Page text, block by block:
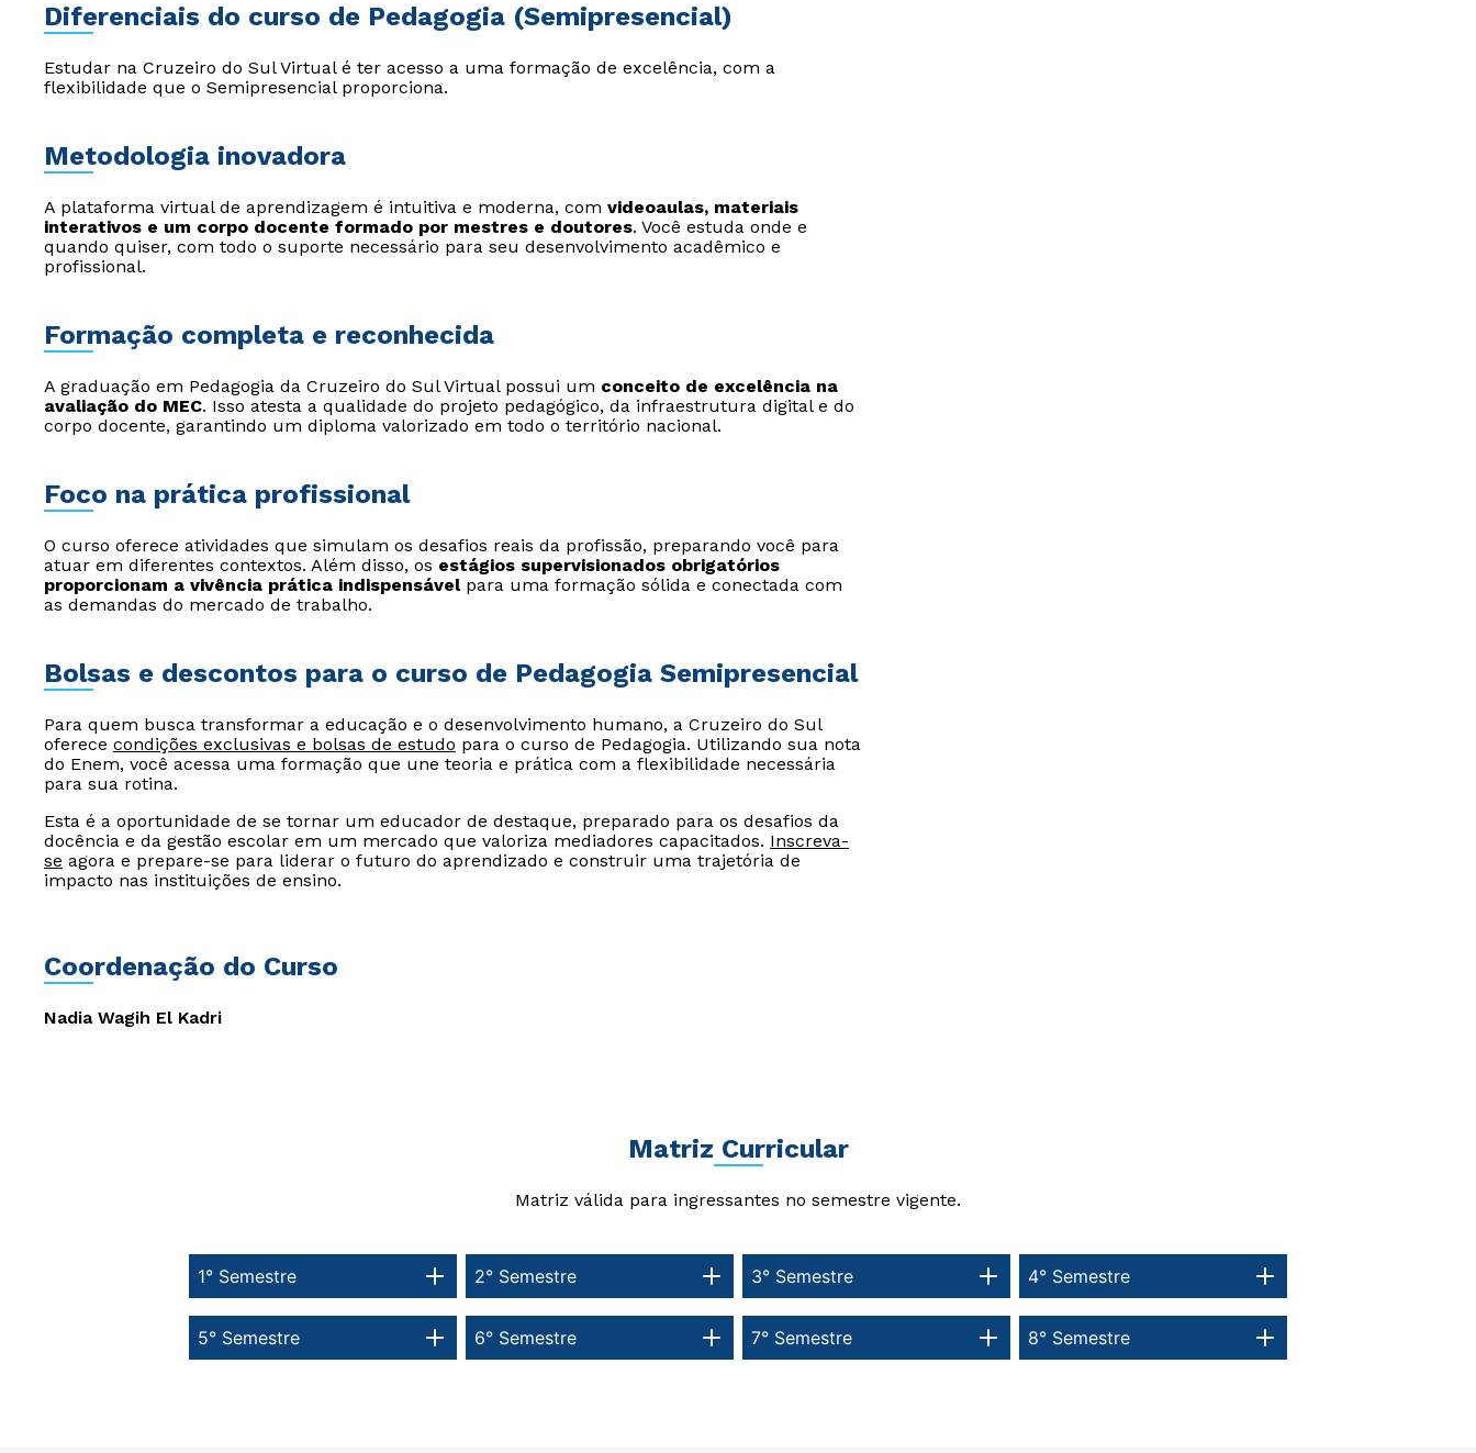
Diferenciais do curso de Pedagogia (Semipresencial)
Estudar na Cruzeiro do Sul Virtual é ter acesso a uma formação de excelência, com a
flexibilidade que o Semipresencial proporciona.
Metodologia inovadora
A plataforma virtual de aprendizagem é intuitiva e moderna, com videoaulas, materiais
interativos e um corpo docente formado por mestres e doutores. Você estuda onde e
quando quiser, com todo o suporte necessário para seu desenvolvimento acadêmico e
profissional.
Formação completa e reconhecida
A graduação em Pedagogia da Cruzeiro do Sul Virtual possui um conceito de excelência na
avaliação do MEC. Isso atesta a qualidade do projeto pedagógico, da infraestrutura digital e do
corpo docente, garantindo um diploma valorizado em todo o território nacional.
Foco na prática profissional
O curso oferece atividades que simulam os desafios reais da profissão, preparando você para
atuar em diferentes contextos. Além disso, os estágios supervisionados obrigatórios
proporcionam a vivência prática indispensávelpara uma formação sólida e conectada com
as demandas do mercado de trabalho.
Bolsas e descontos para o curso de Pedagogia Semipresencial
Para quem busca transformar a educação e o desenvolvimento humano, a Cruzeiro do Sul
oferece condições exclusivas e bolsas de estudo para o curso de Pedagogia. Utilizando sua nota
do Enem, você acessa uma formação que une teoria e prática com a flexibilidade necessária
para sua rotina.
Esta é a oportunidade de se tornar um educador de destaque, preparado para os desafios da
docência e da gestão escolar em um mercado que valoriza mediadores capacitados. Inscreva-
se agora e prepare-se para liderar o futuro do aprendizado e construir uma trajetória de
impacto nas instituições de ensino.
Coordenação do Curso
Nadia Wagih El Kadri
Matriz Curricular
Matriz válida para ingressantes no semestre vigente.
1° Semestre
8° Semestre
7° Semestre
6° Semestre
5° Semestre
4° Semestre
3° Semestre
2° Semestre
Estou de acordo com a Política de Privacidade.
Estou de acordo com a Política de Privacidade.